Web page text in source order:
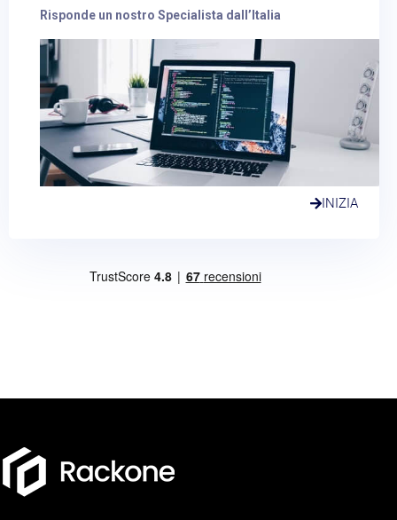
Risponde un nostro Specialista dall’Italia
INIZIA